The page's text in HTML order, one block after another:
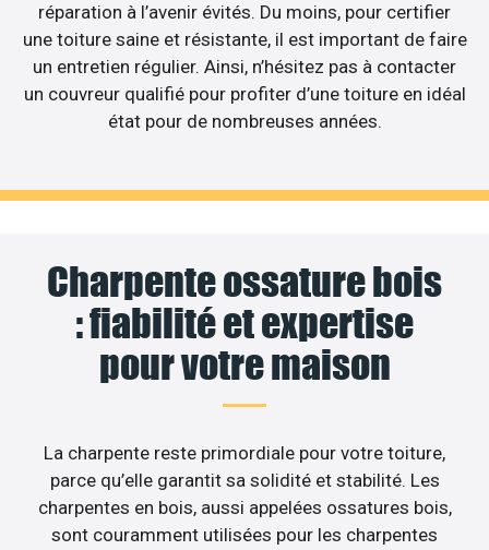
réparation à l’avenir évités. Du moins, pour certifier
une toiture saine et résistante, il est important de faire
un entretien régulier. Ainsi, n’hésitez pas à contacter
un couvreur qualifié pour profiter d’une toiture en idéal
état pour de nombreuses années.
Charpente ossature bois
: fiabilité et expertise
pour votre maison
La charpente reste primordiale pour votre toiture,
parce qu’elle garantit sa solidité et stabilité. Les
charpentes en bois, aussi appelées ossatures bois,
sont couramment utilisées pour les charpentes